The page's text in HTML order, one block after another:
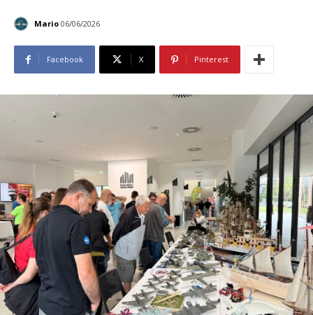
Mario 06/06/2026
Facebook X Pinterest